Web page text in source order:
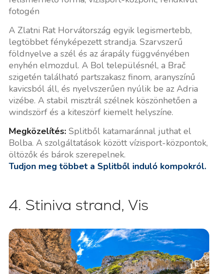
fotogén
A Zlatni Rat Horvátország egyik legismertebb,
legtöbbet fényképezett strandja. Szarvszerű
földnyelve a szél és az árapály függvényében
enyhén elmozdul. A Bol településnél, a Brač
szigetén található partszakasz finom, aranyszínű
kavicsból áll, és nyelvszerűen nyúlik be az Adria
vizébe. A stabil misztrál szélnek köszönhetően a
windszörf és a kiteszörf kiemelt helyszíne.
Megközelítés:Splitből katamaránnal juthat el
Bolba. A szolgáltatások között vízisport-központok,
öltözők és bárok szerepelnek.
Tudjon meg többet a Splitből induló kompokról.
4. Stiniva strand, Vis